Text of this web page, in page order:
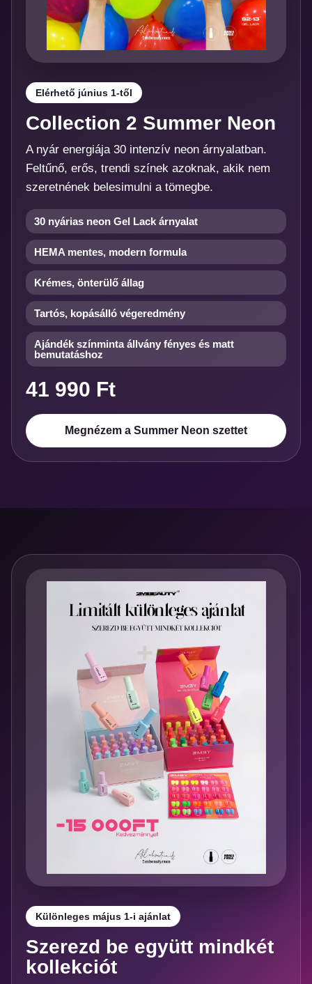
Elérhető június 1-től
Collection 2 Summer Neon
A nyár energiája 30 intenzív neon árnyalatban.
Feltűnő, erős, trendi színek azoknak, akik nem
szeretnének belesimulni a tömegbe.
30 nyárias neon Gel Lack árnyalat
HEMA mentes, modern formula
Krémes, önterülő állag
Tartós, kopásálló végeredmény
Ajándék színminta állvány fényes és matt
bemutatáshoz
41 990 Ft
Megnézem a Summer Neon szettet
Különleges május 1-i ajánlat
Szerezd be együtt mindkét
kollekciót